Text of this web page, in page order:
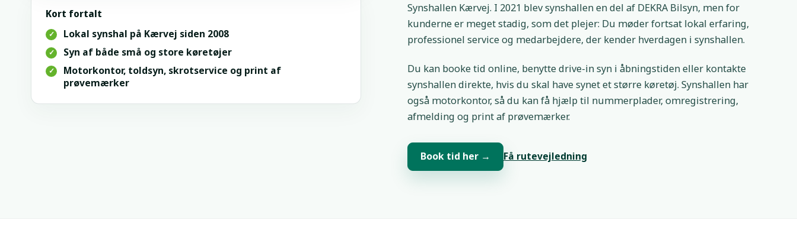
Kort fortalt
✓ Lokal synshal på Kærvej siden 2008
✓ Syn af både små og store køretøjer
✓
Motorkontor, toldsyn, skrotservice og print af
prøvemærker
Synshallen Kærvej. I 2021 blev synshallen en del af DEKRA Bilsyn, men for
kunderne er meget stadig, som det plejer: Du møder fortsat lokal erfaring,
professionel service og medarbejdere, der kender hverdagen i synshallen.
Du kan booke tid online, benytte drive-in syn i åbningstiden eller kontakte
synshallen direkte, hvis du skal have synet et større køretøj. Synshallen har
også motorkontor, så du kan få hjælp til nummerplader, omregistrering,
afmelding og print af prøvemærker.
Book tid her→ Få rutevejledning